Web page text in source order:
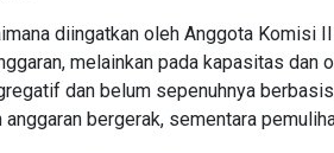
diingatkan oleh Anggota Komisi
melainkan pada kapasitas
dan belum sepenuhnya
bergerak, sementara